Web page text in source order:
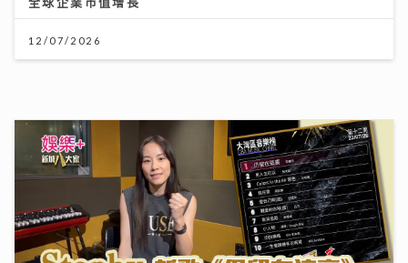
灣區聲勢力｜鄧麗欣Stephy新歌《仍留在這裏》奪得今
週「大灣區音樂榜」冠軍歌